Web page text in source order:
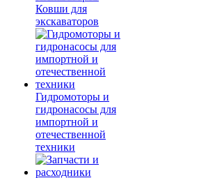
Ковши для
экскаваторов
Гидромоторы и
гидронасосы для
импортной и
отечественной
техники